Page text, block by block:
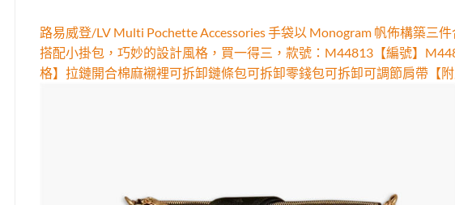
路易威登/LV Multi Pochette Accessories 手袋以 Monogram 帆佈構築三
搭配小掛包，巧妙的設計風格，買一得三，款號：M44813【編號】
格】拉鏈開合棉麻襯裡可拆卸鏈條包可拆卸零錢包可拆卸可調節肩帶【